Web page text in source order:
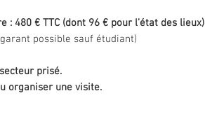
480 € TTC (dont 96 € pour l’état des lieux)
possible sauf étudiant)
prisé.
organiser une visite.